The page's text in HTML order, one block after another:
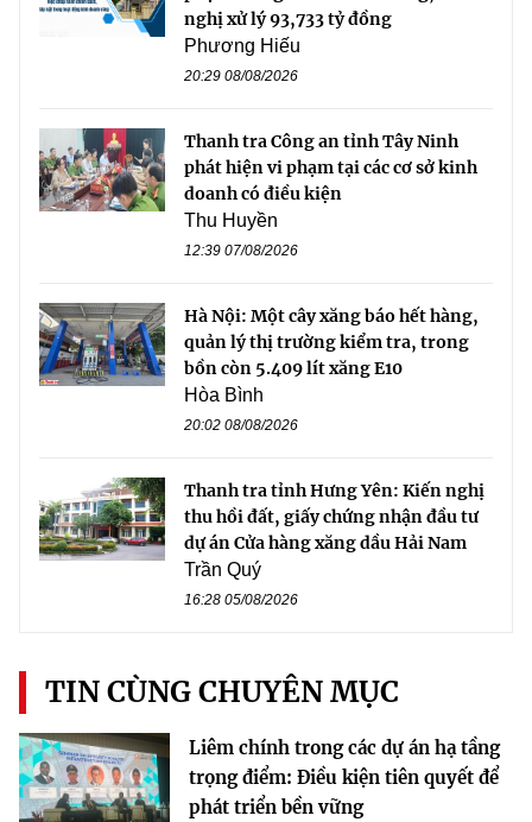
nghị xử lý 93,733 tỷ đồng
Phương Hiếu
20:29 08/08/2026
Thanh tra Công an tỉnh Tây Ninh
phát hiện vi phạm tại các cơ sở kinh
doanh có điều kiện
Thu Huyền
12:39 07/08/2026
Hà Nội: Một cây xăng báo hết hàng,
quản lý thị trường kiểm tra, trong
bồn còn 5.409 lít xăng E10
Hòa Bình
20:02 08/08/2026
Thanh tra tỉnh Hưng Yên: Kiến nghị
thu hồi đất, giấy chứng nhận đầu tư
dự án Cửa hàng xăng dầu Hải Nam
Trần Quý
16:28 05/08/2026
TIN CÙNG CHUYÊN MỤC
Liêm chính trong các dự án hạ tầng
trọng điểm: Điều kiện tiên quyết để
phát triển bền vững